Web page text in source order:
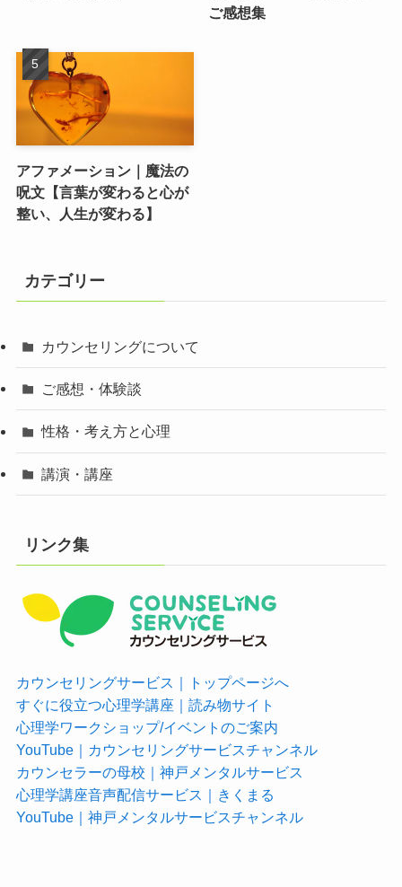
ご感想集
アファメーション｜魔法の
呪文【言葉が変わると心が
整い、人生が変わる】
カテゴリー
カウンセリングについて
ご感想・体験談
性格・考え方と心理
講演・講座
リンク集
カウンセリングサービス｜トップページへ
すぐに役立つ心理学講座｜読み物サイト
心理学ワークショップ/イベントのご案内
YouTube｜カウンセリングサービスチャンネル
カウンセラーの母校｜神戸メンタルサービス
心理学講座音声配信サービス｜きくまる
YouTube｜神戸メンタルサービスチャンネル